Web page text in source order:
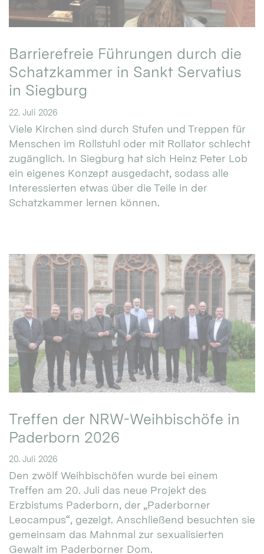
Barrierefreie Führungen durch die
Schatzkammer in Sankt Servatius
in Siegburg
22. Juli 2026
Viele Kirchen sind durch Stufen und Treppen für
Menschen im Rollstuhl oder mit Rollator schlecht
zugänglich. In Siegburg hat sich Heinz Peter Lob
ein eigenes Konzept ausgedacht, sodass alle
Interessierten etwas über die Teile in der
Schatzkammer lernen können.
Treffen der NRW-Weihbischöfe in
Paderborn 2026
20. Juli 2026
Den zwölf Weihbischöfen wurde bei einem
Treffen am 20. Juli das neue Projekt des
Erzbistums Paderborn, der „Paderborner
Leocampus“, gezeigt. Anschließend besuchten sie
gemeinsam das Mahnmal zur sexualisierten
Gewalt im Paderborner Dom.